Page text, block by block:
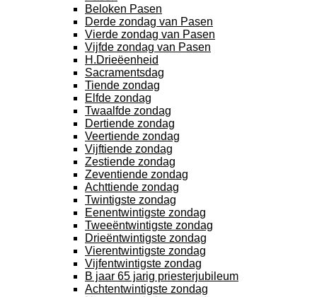
Beloken Pasen
Derde zondag van Pasen
Vierde zondag van Pasen
Vijfde zondag van Pasen
H.Drieëenheid
Sacramentsdag
Tiende zondag
Elfde zondag
Twaalfde zondag
Dertiende zondag
Veertiende zondag
Vijftiende zondag
Zestiende zondag
Zeventiende zondag
Achttiende zondag
Twintigste zondag
Eenentwintigste zondag
Tweeëntwintigste zondag
Drieëntwintigste zondag
Vierentwintigste zondag
Vijfentwintigste zondag
B jaar 65 jarig priesterjubileum
Achtentwintigste zondag